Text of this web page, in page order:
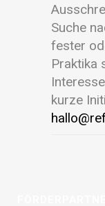
Suche
fester
Praktika
kurze